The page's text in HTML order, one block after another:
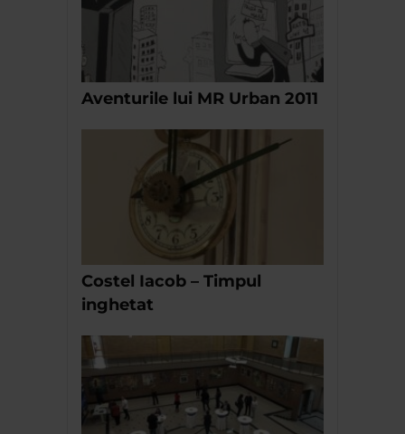
Aventurile lui MR Urban 2011
Costel Iacob – Timpul
inghetat